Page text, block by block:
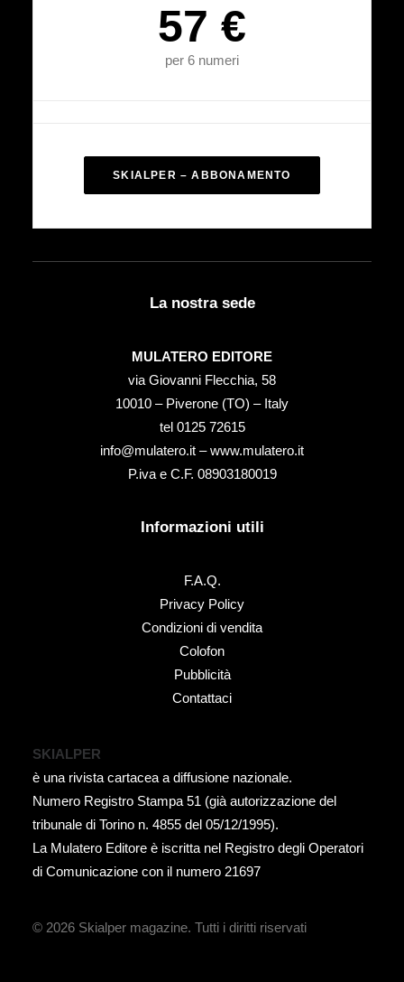
57 €
per 6 numeri
SKIALPER – ABBONAMENTO
La nostra sede
MULATERO EDITORE
via Giovanni Flecchia, 58
10010 – Piverone (TO) – Italy
tel ‭0125 72615‬
info@mulatero.it –www.mulatero.it
P.iva e C.F. 08903180019
Informazioni utili
F.A.Q.
Privacy Policy
Condizioni di vendita
Colofon
Pubblicità
Contattaci
SKIALPER
è una rivista cartacea a diffusione nazionale.
Numero Registro Stampa 51 (già autorizzazione del
tribunale di Torino n. 4855 del 05/12/1995).
La Mulatero Editore è iscritta nel Registro degli Operatori
di Comunicazione con il numero 21697
© 2026 Skialper magazine. Tutti i diritti riservati